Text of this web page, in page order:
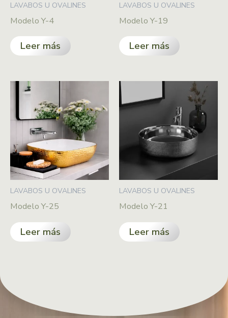
LAVABOS U OVALINES
Modelo Y-4
Leer más
LAVABOS U OVALINES
Modelo Y-19
Leer más
LAVABOS U OVALINES
Modelo Y-25
Leer más
LAVABOS U OVALINES
Modelo Y-21
Leer más